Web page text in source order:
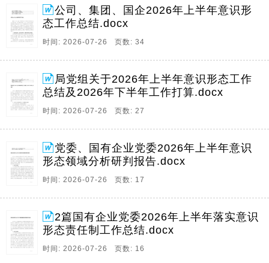
公司、集团、国企2026年上半年意识形
态工作总结.docx
时间: 2026-07-26 页数: 34
局党组关于2026年上半年意识形态工作
总结及2026年下半年工作打算.docx
时间: 2026-07-26 页数: 27
党委、国有企业党委2026年上半年意识
形态领域分析研判报告.docx
时间: 2026-07-26 页数: 17
2篇国有企业党委2026年上半年落实意识
形态责任制工作总结.docx
时间: 2026-07-26 页数: 16